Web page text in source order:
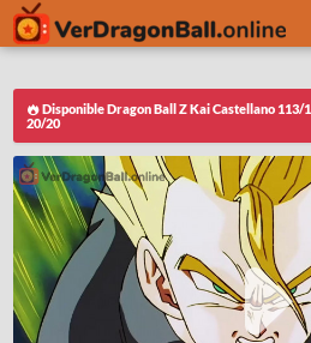
Disponible Dragon Ball Z Kai Castellano 113/
20/20